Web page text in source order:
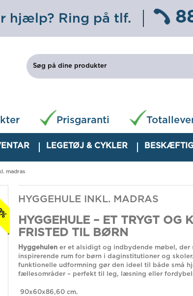
hjælp? Ring på tlf.
Prisgaranti
LEGETØJ & CYKLER
madras
HYGGEHULE INKL. MADRAS
HYGGEHULE – ET TRYGT OG
FRISTED TIL BØRN
Hyggehulen er et alsidigt og indbydende møbel, der
inspirerende rum for børn i daginstitutioner og
funktionelle udformning gør den ideel til både små
fællesområder – perfekt til leg, læsning eller
90x60x86,60 cm.